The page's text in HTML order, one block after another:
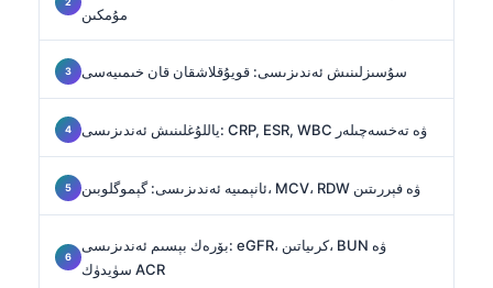
مۇمكىن
سۇسىزلىنىش ئەندىزىسى: قويۇقلاشقان قان خىمىيەسى
ياللۇغلىنىش ئەندىزىسى: CRP, ESR, WBC ۋە تەخسەچىلەر
ئانېمىيە ئەندىزىسى: گېموگلوبىن، MCV، RDW ۋە فېررىتىن
بۆرەك بېسىم ئەندىزىسى: eGFR، كرىياتىن، BUN ۋە
سۈيدۈك ACR